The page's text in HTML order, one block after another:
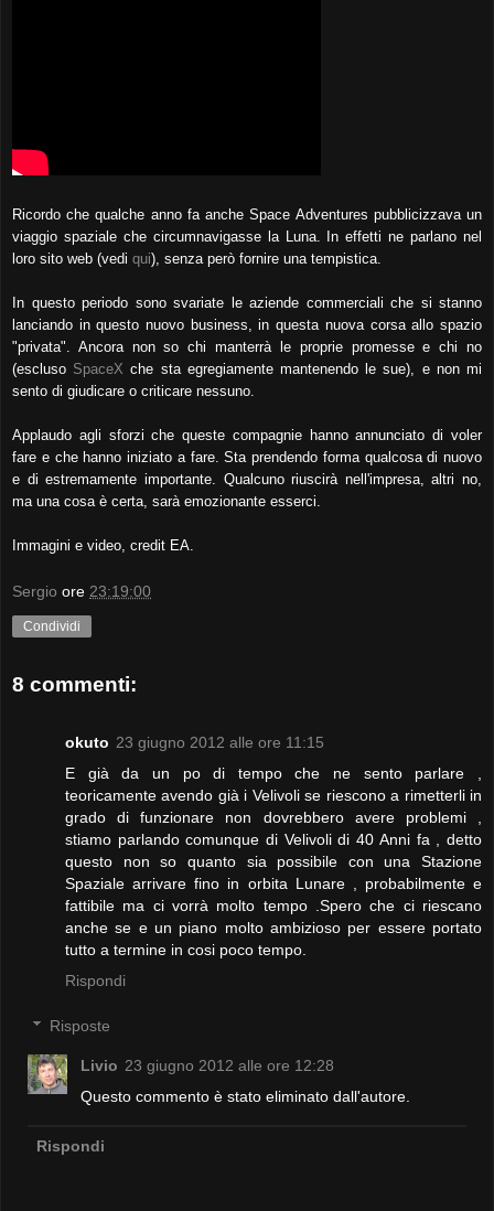
Ricordo che qualche anno fa anche Space Adventures pubblicizzava un
viaggio spaziale che circumnavigasse la Luna. In effetti ne parlano nel
loro sito web (vedi qui), senza però fornire una tempistica.
In questo periodo sono svariate le aziende commerciali che si stanno
lanciando in questo nuovo business, in questa nuova corsa allo spazio
"privata". Ancora non so chi manterrà le proprie promesse e chi no
(escluso SpaceX che sta egregiamente mantenendo le sue), e non mi
sento di giudicare o criticare nessuno.
Applaudo agli sforzi che queste compagnie hanno annunciato di voler
fare e che hanno iniziato a fare. Sta prendendo forma qualcosa di nuovo
e di estremamente importante. Qualcuno riuscirà nell'impresa, altri no,
ma una cosa è certa, sarà emozionante esserci.
Immagini e video, credit EA.
Sergio ore 23:19:00
Condividi
8 commenti:
okuto 23 giugno 2012 alle ore 11:15
E già da un po di tempo che ne sento parlare ,
teoricamente avendo già i Velivoli se riescono a rimetterli in
grado di funzionare non dovrebbero avere problemi ,
stiamo parlando comunque di Velivoli di 40 Anni fa , detto
questo non so quanto sia possibile con una Stazione
Spaziale arrivare fino in orbita Lunare , probabilmente e
fattibile ma ci vorrà molto tempo .Spero che ci riescano
anche se e un piano molto ambizioso per essere portato
tutto a termine in cosi poco tempo.
Rispondi
Risposte
Livio 23 giugno 2012 alle ore 12:28
Questo commento è stato eliminato dall'autore.
Rispondi